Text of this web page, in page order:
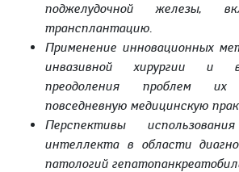
поджелудочной железы,
трансплантацию.
Применение инновационных
инвазивной хирургии и
преодоления проблем
повседневную медицинскую
Перспективы
интеллекта в области
патологий